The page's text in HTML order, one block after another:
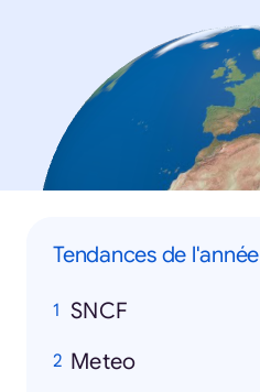
Tendances de l'année
SNCF
Meteo